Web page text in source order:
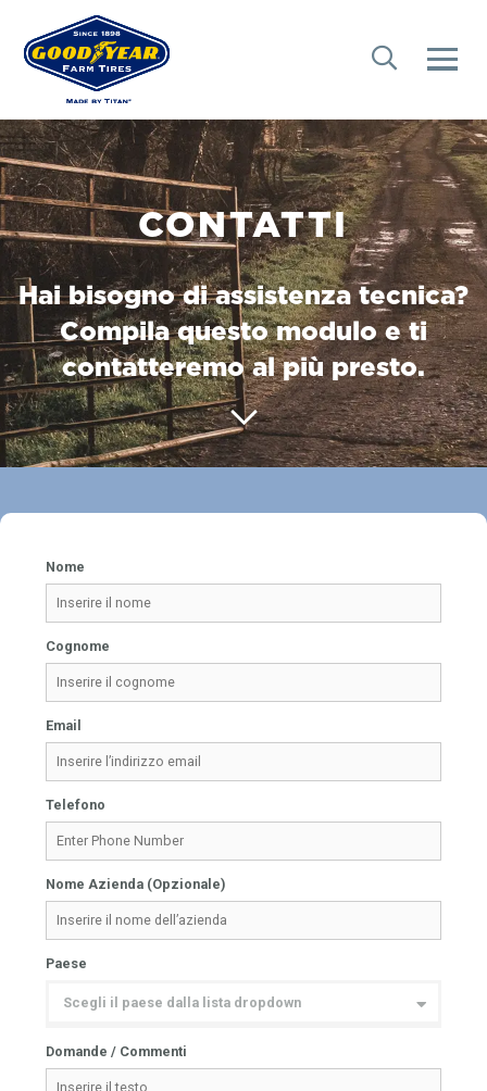
CONTATTI
Hai bisogno di assistenza tecnica?
Compila questo modulo e ti
contatteremo al più presto.
Nome
Cognome
Email
Telefono
Nome Azienda (Opzionale)
Paese
Domande / Commenti